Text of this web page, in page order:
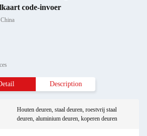
code-invoer
Description
Houten deuren, staal deuren, roestvrij staal
deuren, aluminium deuren, koperen deuren